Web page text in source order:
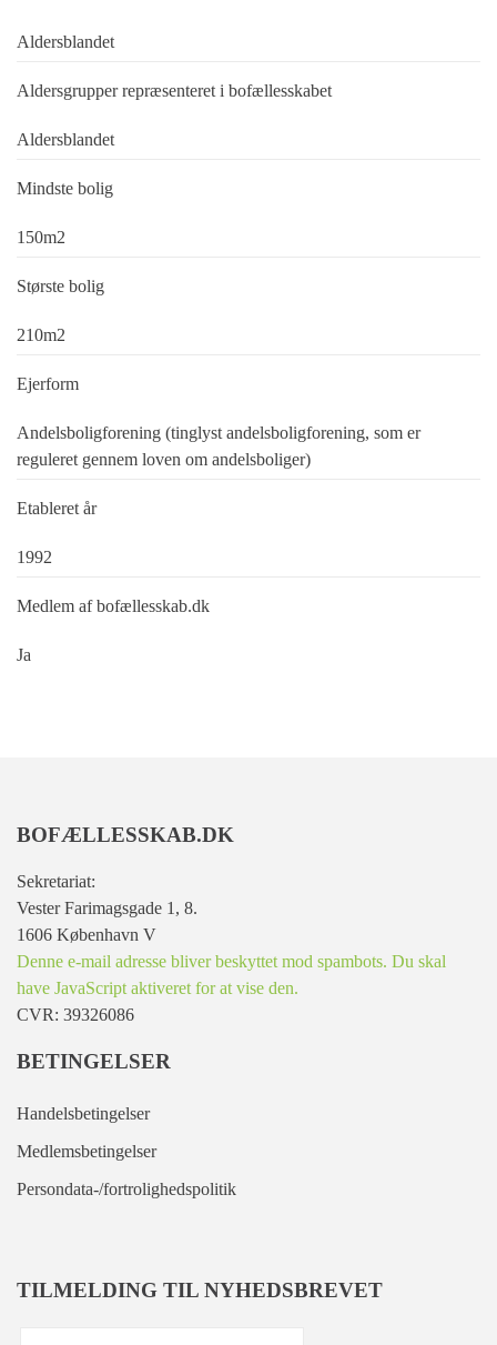
Aldersblandet
Aldersgrupper repræsenteret i bofællesskabet
Aldersblandet
Mindste bolig
150m2
Største bolig
210m2
Ejerform
Andelsboligforening (tinglyst andelsboligforening, som er
reguleret gennem loven om andelsboliger)
Etableret år
1992
Medlem af bofællesskab.dk
Ja
BOFÆLLESSKAB.DK
Sekretariat:
Vester Farimagsgade 1, 8.
1606 København V
Denne e-mail adresse bliver beskyttet mod spambots. Du skal
have JavaScript aktiveret for at vise den.
CVR: 39326086
BETINGELSER
Handelsbetingelser
Medlemsbetingelser
Persondata-/fortrolighedspolitik
TILMELDING TIL NYHEDSBREVET